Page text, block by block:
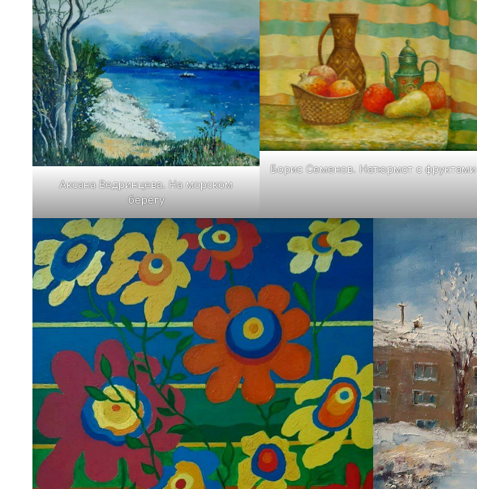
Аксана Ведринцева. На морском
берегу
Борис Семенов. Натюрмот с фруктами